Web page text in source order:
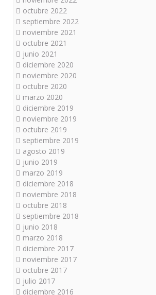
octubre 2022
septiembre 2022
noviembre 2021
octubre 2021
junio 2021
diciembre 2020
noviembre 2020
octubre 2020
marzo 2020
diciembre 2019
noviembre 2019
octubre 2019
septiembre 2019
agosto 2019
junio 2019
marzo 2019
diciembre 2018
noviembre 2018
octubre 2018
septiembre 2018
junio 2018
marzo 2018
diciembre 2017
noviembre 2017
octubre 2017
julio 2017
diciembre 2016